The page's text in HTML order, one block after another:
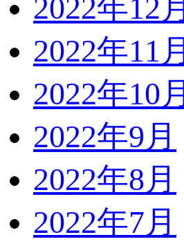
2022年12月
2022年11月
2022年10月
2022年9月
2022年8月
2022年7月